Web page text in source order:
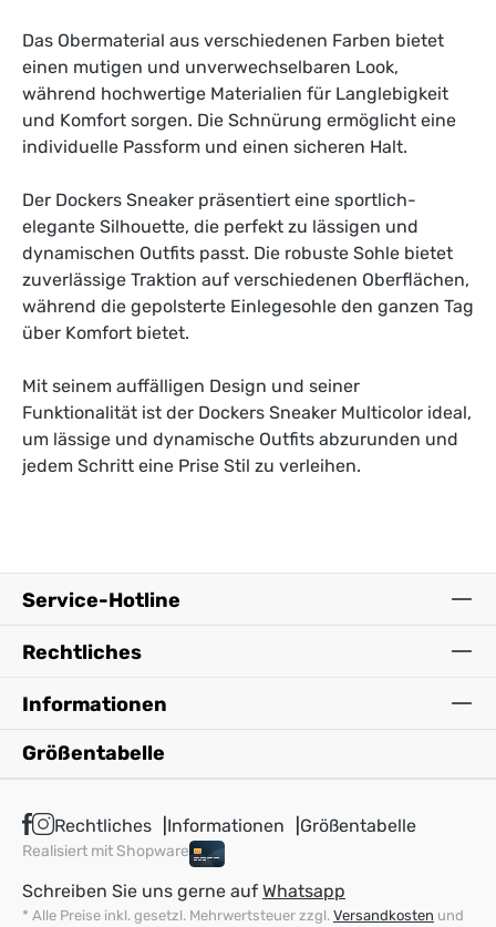
Das Obermaterial aus verschiedenen Farben bietet
einen mutigen und unverwechselbaren Look,
während hochwertige Materialien für Langlebigkeit
und Komfort sorgen. Die Schnürung ermöglicht eine
individuelle Passform und einen sicheren Halt.
Der Dockers Sneaker präsentiert eine sportlich-
elegante Silhouette, die perfekt zu lässigen und
dynamischen Outfits passt. Die robuste Sohle bietet
zuverlässige Traktion auf verschiedenen Oberflächen,
während die gepolsterte Einlegesohle den ganzen Tag
über Komfort bietet.
Mit seinem auffälligen Design und seiner
Funktionalität ist der Dockers Sneaker Multicolor ideal,
um lässige und dynamische Outfits abzurunden und
jedem Schritt eine Prise Stil zu verleihen.
Service-Hotline
Rechtliches
Informationen
Größentabelle
Rechtliches Informationen Größentabelle
Realisiert mit Shopware
Schreiben Sie uns gerne auf Whatsapp
* Alle Preise inkl. gesetzl. Mehrwertsteuer zzgl. Versandkosten und